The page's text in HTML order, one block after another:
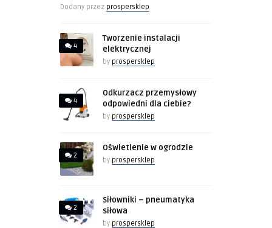
Dodany przez prospersklep
4
Tworzenie instalacji
elektrycznej
by prospersklep
4
Odkurzacz przemysłowy
odpowiedni dla ciebie?
by prospersklep
2
Oświetlenie w ogrodzie
by prospersklep
2
Siłowniki – pneumatyka
siłowa
by prospersklep